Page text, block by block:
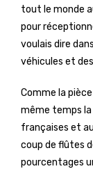
tout le monde
pour
voulais dire
véhicules et
Comme la
même temps la
françaises et
coup de flûtes
pourcentages